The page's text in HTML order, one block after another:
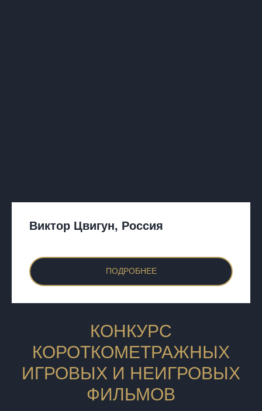
Виктор Цвигун, Россия
ПОДРОБНЕЕ
КОНКУРС
КОРОТКОМЕТРАЖНЫХ
ИГРОВЫХ И НЕИГРОВЫХ
ФИЛЬМОВ